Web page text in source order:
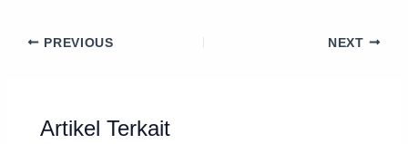
PREVIOUS NEXT
Artikel Terkait